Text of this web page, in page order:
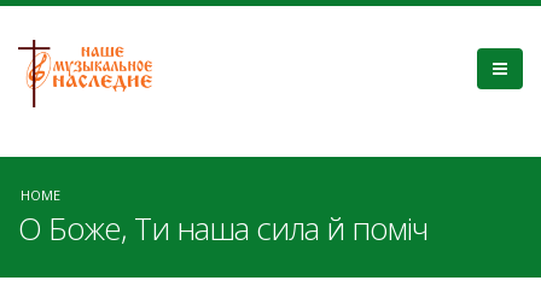
HOME
О Боже, Ти наша сила й поміч